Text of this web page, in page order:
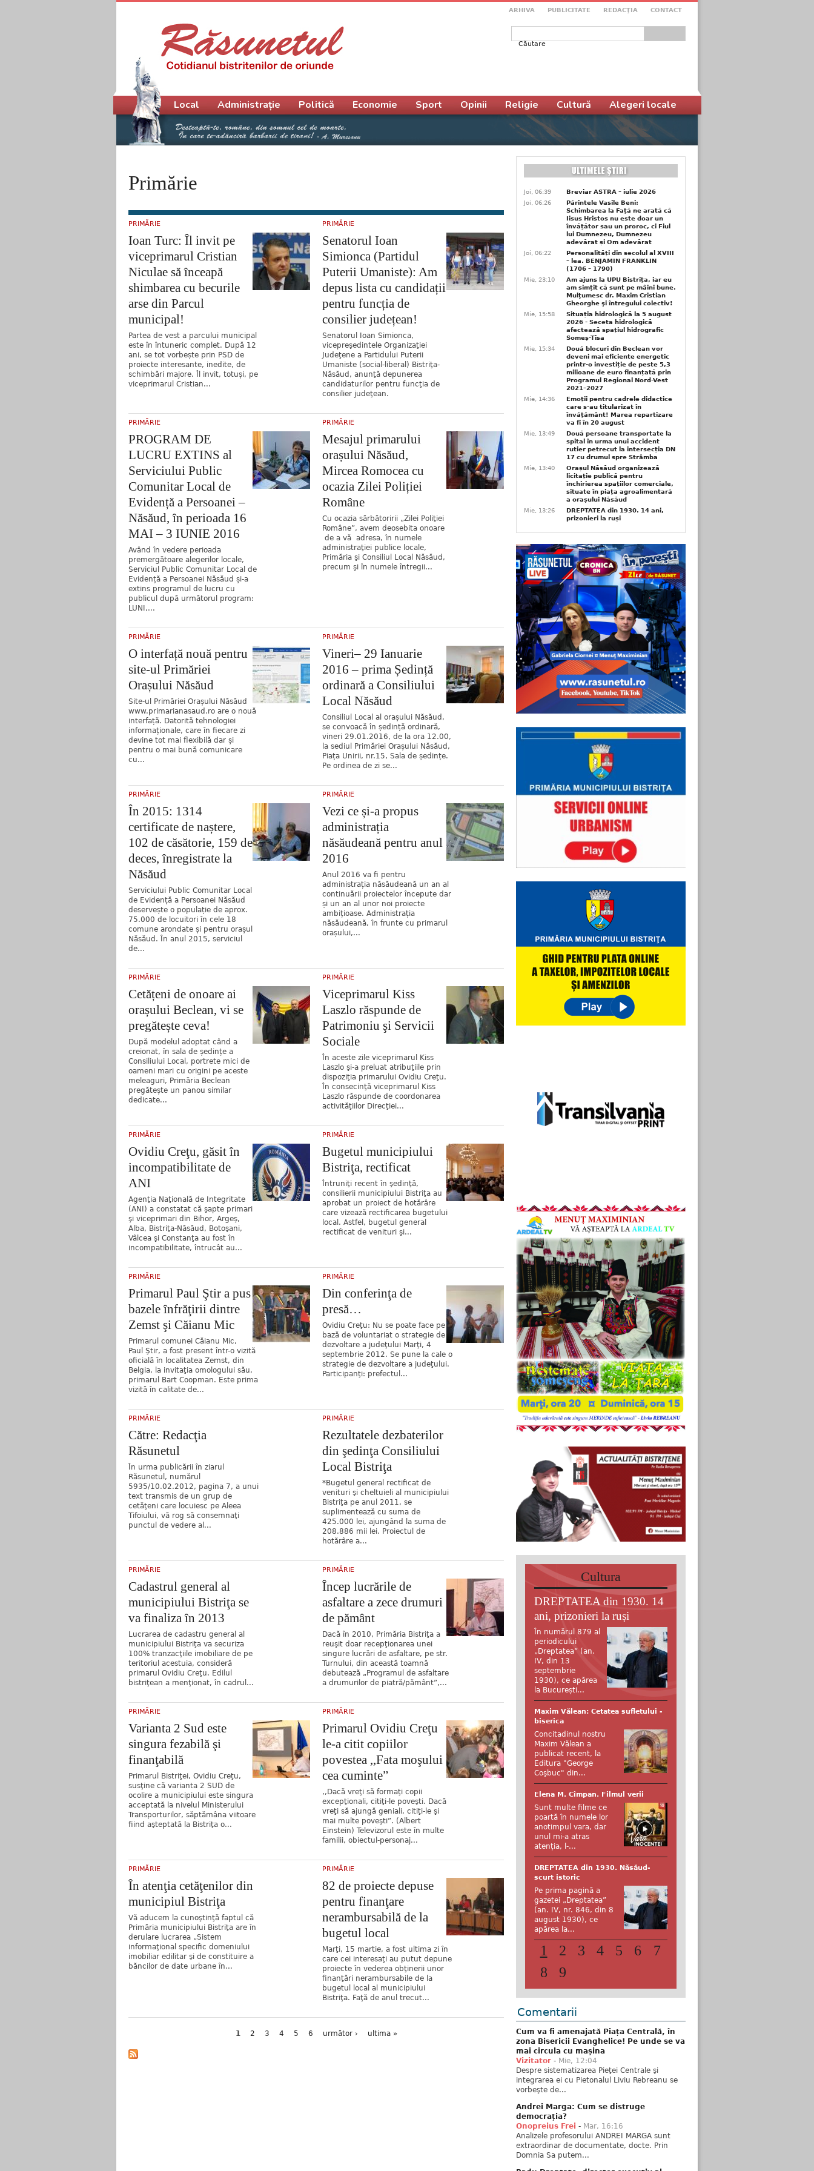
ARHIVA PUBLICITATE REDACŢIA CONTACT
Formular de căutare
Primărie
PRIMĂRIE
Ioan Turc: Îl invit pe
viceprimarul Cristian
Niculae să înceapă
shimbarea cu becurile
arse din Parcul
municipal!
Partea de vest a parcului municipal
este în întuneric complet. După 12
ani, se tot vorbește prin PSD de
proiecte interesante, inedite, de
schimbări majore. Îl invit, totuși, pe
viceprimarul Cristian...
PRIMĂRIE
Senatorul Ioan
Simionca (Partidul
Puterii Umaniste): Am
depus lista cu candidații
pentru funcția de
consilier județean!
Senatorul Ioan Simionca,
vicepreşedintele Organizaţiei
Judeţene a Partidului Puterii
Umaniste (social-liberal) Bistriţa-
Năsăud, anunţă depunerea
candidaturilor pentru funcţia de
consilier judeţean.
PRIMĂRIE
PROGRAM DE
LUCRU EXTINS al
Serviciului Public
Comunitar Local de
Evidență a Persoanei –
Năsăud, în perioada 16
MAI – 3 IUNIE 2016
Având în vedere perioada
premergătoare alegerilor locale,
Serviciul Public Comunitar Local de
Evidență a Persoanei Năsăud și-a
extins programul de lucru cu
publicul după următorul program:
LUNI,...
PRIMĂRIE
Mesajul primarului
orașului Năsăud,
Mircea Romocea cu
ocazia Zilei Poliției
Române
Cu ocazia sărbătoririi „Zilei Poliţiei
Române”, avem deosebita onoare
de a vă adresa, în numele
administraţiei publice locale,
Primăria şi Consiliul Local Năsăud,
precum şi în numele întregii...
PRIMĂRIE
O interfață nouă pentru
site-ul Primăriei
Orașului Năsăud
Site-ul Primăriei Orașului Năsăud
www.primarianasaud.ro are o nouă
interfață. Datorită tehnologiei
informaționale, care în fiecare zi
devine tot mai flexibilă dar și
pentru o mai bună comunicare
cu...
PRIMĂRIE
Vineri– 29 Ianuarie
2016 – prima Ședință
ordinară a Consiliului
Local Năsăud
Consiliul Local al orașului Năsăud,
se convoacă în ședință ordinară,
vineri 29.01.2016, de la ora 12.00,
la sediul Primăriei Orașului Năsăud,
Piața Unirii, nr.15, Sala de ședințe.
Pe ordinea de zi se...
PRIMĂRIE
În 2015: 1314
certificate de naștere,
102 de căsătorie, 159 de
deces, înregistrate la
Năsăud
Serviciului Public Comunitar Local
de Evidență a Persoanei Năsăud
deservește o populație de aprox.
75.000 de locuitori în cele 18
comune arondate și pentru orașul
Năsăud. În anul 2015, serviciul
de...
PRIMĂRIE
Vezi ce și-a propus
administrația
năsăudeană pentru anul
2016
Anul 2016 va fi pentru
administrația năsăudeană un an al
continuării proiectelor începute dar
și un an al unor noi proiecte
ambițioase. Administrația
năsăudeană, în frunte cu primarul
orașului,...
PRIMĂRIE
Cetățeni de onoare ai
orașului Beclean, vi se
pregătește ceva!
După modelul adoptat când a
creionat, în sala de ședințe a
Consiliului Local, portrete mici de
oameni mari cu origini pe aceste
meleaguri, Primăria Beclean
pregătește un panou similar
dedicate...
PRIMĂRIE
Viceprimarul Kiss
Laszlo răspunde de
Patrimoniu şi Servicii
Sociale
În aceste zile viceprimarul Kiss
Laszlo şi-a preluat atribuţiile prin
dispoziţia primarului Ovidiu Creţu.
În consecinţă viceprimarul Kiss
Laszlo răspunde de coordonarea
activităţiilor Direcţiei...
PRIMĂRIE
Ovidiu Creţu, găsit în
incompatibilitate de
ANI
Agenţia Naţională de Integritate
(ANI) a constatat că şapte primari
şi viceprimari din Bihor, Argeş,
Alba, Bistriţa-Năsăud, Botoşani,
Vâlcea şi Constanţa au fost în
incompatibilitate, întrucât au...
PRIMĂRIE
Bugetul municipiului
Bistriţa, rectificat
Întruniţi recent în şedinţă,
consilierii municipiului Bistriţa au
aprobat un proiect de hotărâre
care vizează rectificarea bugetului
local. Astfel, bugetul general
rectificat de venituri şi...
PRIMĂRIE
Primarul Paul Ştir a pus
bazele înfrăţirii dintre
Zemst şi Căianu Mic
Primarul comunei Căianu Mic,
Paul Ştir, a fost present într-o vizită
oficială în localitatea Zemst, din
Belgia, la invitaţia omologului său,
primarul Bart Coopman. Este prima
vizită în calitate de...
PRIMĂRIE
Din conferinţa de
presă…
Ovidiu Creţu: Nu se poate face pe
bază de voluntariat o strategie de
dezvoltare a judeţului Marţi, 4
septembrie 2012. Se pune la cale o
strategie de dezvoltare a judeţului.
Participanţi: prefectul...
PRIMĂRIE
Către: Redacţia
Răsunetul
În urma publicării în ziarul
Răsunetul, numărul
5935/10.02.2012, pagina 7, a unui
text transmis de un grup de
cetăţeni care locuiesc pe Aleea
Tifoiului, vă rog să consemnaţi
punctul de vedere al...
PRIMĂRIE
Rezultatele dezbaterilor
din şedinţa Consiliului
Local Bistriţa
*Bugetul general rectificat de
venituri şi cheltuieli al municipiului
Bistriţa pe anul 2011, se
suplimentează cu suma de
425.000 lei, ajungând la suma de
208.886 mii lei. Proiectul de
hotărâre a...
PRIMĂRIE
Cadastrul general al
municipiului Bistriţa se
va finaliza în 2013
Lucrarea de cadastru general al
municipiului Bistriţa va securiza
100% tranzacţiile imobiliare de pe
teritoriul acestuia, consideră
primarul Ovidiu Creţu. Edilul
bistriţean a menţionat, în cadrul...
PRIMĂRIE
Încep lucrările de
asfaltare a zece drumuri
de pământ
Dacă în 2010, Primăria Bistriţa a
reuşit doar recepţionarea unei
singure lucrări de asfaltare, pe str.
Turnului, din această toamnă
debutează „Programul de asfaltare
a drumurilor de piatră/pământ”,...
PRIMĂRIE
Varianta 2 Sud este
singura fezabilă şi
finanţabilă
Primarul Bistriţei, Ovidiu Creţu,
susţine că varianta 2 SUD de
ocolire a municipiului este singura
acceptată la nivelul Ministerului
Transporturilor, săptămâna viitoare
fiind aşteptată la Bistriţa o...
PRIMĂRIE
Primarul Ovidiu Creţu
le-a citit copiilor
povestea ,,Fata moşului
cea cuminte”
,,Dacă vreţi să formaţi copii
excepţionali, citiţi-le poveşti. Dacă
vreţi să ajungă geniali, citiţi-le şi
mai multe poveşti”. (Albert
Einstein) Televizorul este în multe
familii, obiectul-personaj...
PRIMĂRIE
În atenţia cetăţenilor din
municipiul Bistriţa
Vă aducem la cunoştinţă faptul că
Primăria municipiului Bistriţa are în
derulare lucrarea „Sistem
informaţional specific domeniului
imobiliar edilitar şi de constituire a
băncilor de date urbane în...
PRIMĂRIE
82 de proiecte depuse
pentru finanţare
nerambursabilă de la
bugetul local
Marţi, 15 martie, a fost ultima zi în
care cei interesaţi au putut depune
proiecte în vederea obţinerii unor
finanţări nerambursabile de la
bugetul local al municipiului
Bistriţa. Faţă de anul trecut...
1 2 3 4 5 6 următor › ultima »
Meniu principal
Local Administrație Politică Economie Sport Opinii Religie Cultură Alegeri locale
Joi, 06:39
Breviar ASTRA – iulie 2026
Joi, 06:26
Părintele Vasile Beni:
Schimbarea la Față ne arată că
Iisus Hristos nu este doar un
învățător sau un proroc, ci Fiul
lui Dumnezeu, Dumnezeu
adevărat și Om adevărat
Joi, 06:22
Personalități din secolul al XVIII
– lea. BENJAMIN FRANKLIN
(1706 – 1790)
Mie, 23:10
Am ajuns la UPU Bistrița, iar eu
am simțit că sunt pe mâini bune.
Mulţumesc dr. Maxim Cristian
Gheorghe şi întregului colectiv!
Mie, 15:58
Situația hidrologică la 5 august
2026 - Seceta hidrologică
afectează spațiul hidrografic
Someș-Tisa
Mie, 15:34
Două blocuri din Beclean vor
deveni mai eficiente energetic
printr-o investiție de peste 5,3
milioane de euro finanțată prin
Programul Regional Nord-Vest
2021–2027
Mie, 14:36
Emoții pentru cadrele didactice
care s-au titularizat în
învățământ! Marea repartizare
va fi în 20 august
Mie, 13:49
Două persoane transportate la
spital în urma unui accident
rutier petrecut la intersecția DN
17 cu drumul spre Strâmba
Mie, 13:40
Orașul Năsăud organizează
licitație publică pentru
închirierea spațiilor comerciale,
situate în piața agroalimentară
a orașului Năsăud
Mie, 13:26
DREPTATEA din 1930. 14 ani,
prizonieri la ruși
Cultura
DREPTATEA din 1930. 14
ani, prizonieri la ruși
În numărul 879 al
periodicului
„Dreptatea” (an.
IV, din 13
septembrie
1930), ce apărea
la București...
Maxim Vălean: Cetatea sufletului -
biserica
Concitadinul nostru
Maxim Vălean a
publicat recent, la
Editura "George
Coşbuc" din...
Elena M. Cîmpan. Filmul verii
Sunt multe filme ce
poartă în numele lor
anotimpul vara, dar
unul mi-a atras
atenția, l-...
DREPTATEA din 1930. Năsăud-
scurt istoric
Pe prima pagină a
gazetei „Dreptatea”
(an. IV, nr. 846, din 8
august 1930), ce
apărea la...
1 2 3 4 5 6
7
8
9
Comentarii
Cum va fi amenajată Piața Centrală, în
zona Bisericii Evanghelice! Pe unde se va
mai circula cu mașina
Vizitator - Mie, 12:04
Despre sistematizarea Pieţei Centrale şi
integrarea ei cu Pietonalul Liviu Rebreanu se
vorbeşte de...
Andrei Marga: Cum se distruge
democrația?
Onopreius Frei - Mar, 16:16
Analizele profesorului ANDREI MARGA sunt
extraordinar de documentate, docte. Prin
Domnia Sa putem...